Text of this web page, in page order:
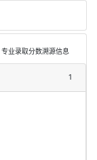
专业录取分数溯源信息
1